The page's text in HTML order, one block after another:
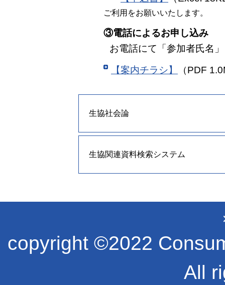
ご利用をお願いいたします。
③電話によるお申し込み
お電話にて「参加者氏名
【案内チラシ】
（PDF
生協社会論
生協関連資料検索システム
copyright ©2022
All